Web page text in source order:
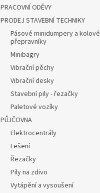
PRACOVNÍ ODĚVY
PRODEJ STAVEBNÍ TECHNIKY
Pásové minidumpery a kolové
přepravníky
Minibagry
Vibrační pěchy
Vibrační desky
Stavební pily - řezačky
Paletové vozíky
PŮJČOVNA
Elektrocentrály
Lešení
Řezačky
Pily na zdivo
Vytápění a vysoušení